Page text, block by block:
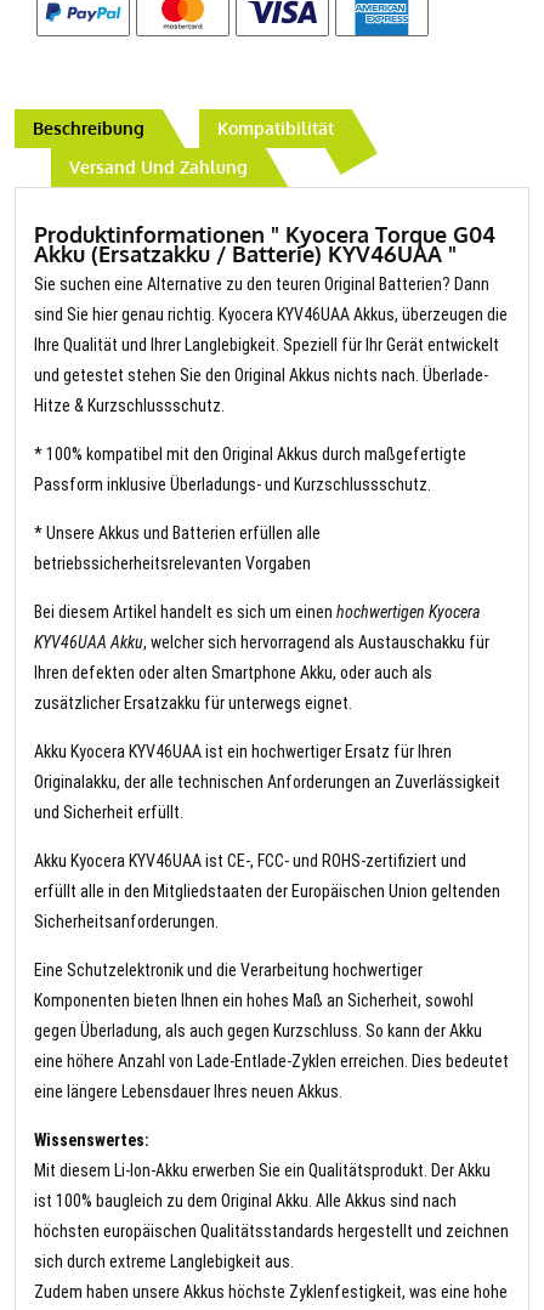
Beschreibung
Kompatibilität
Versand Und Zahlung
Produktinformationen " Kyocera Torque G04
Akku (Ersatzakku / Batterie) KYV46UAA "
Sie suchen eine Alternative zu den teuren Original Batterien? Dann
sind Sie hier genau richtig. Kyocera KYV46UAA Akkus, überzeugen die
Ihre Qualität und Ihrer Langlebigkeit. Speziell für Ihr Gerät entwickelt
und getestet stehen Sie den Original Akkus nichts nach. Überlade-
Hitze & Kurzschlussschutz.
* 100% kompatibel mit den Original Akkus durch maßgefertigte
Passform inklusive Überladungs- und Kurzschlussschutz.
* Unsere Akkus und Batterien erfüllen alle
betriebssicherheitsrelevanten Vorgaben
Bei diesem Artikel handelt es sich um einen hochwertigen Kyocera
KYV46UAA Akku, welcher sich hervorragend als Austauschakku für
Ihren defekten oder alten Smartphone Akku, oder auch als
zusätzlicher Ersatzakku für unterwegs eignet.
Akku Kyocera KYV46UAA ist ein hochwertiger Ersatz für Ihren
Originalakku, der alle technischen Anforderungen an Zuverlässigkeit
und Sicherheit erfüllt.
Akku Kyocera KYV46UAA ist CE-, FCC- und ROHS-zertifiziert und
erfüllt alle in den Mitgliedstaaten der Europäischen Union geltenden
Sicherheitsanforderungen.
Eine Schutzelektronik und die Verarbeitung hochwertiger
Komponenten bieten Ihnen ein hohes Maß an Sicherheit, sowohl
gegen Überladung, als auch gegen Kurzschluss. So kann der Akku
eine höhere Anzahl von Lade-Entlade-Zyklen erreichen. Dies bedeutet
eine längere Lebensdauer Ihres neuen Akkus.
Wissenswertes:
Mit diesem Li-Ion-Akku erwerben Sie ein Qualitätsprodukt. Der Akku
ist 100% baugleich zu dem Original Akku. Alle Akkus sind nach
höchsten europäischen Qualitätsstandards hergestellt und zeichnen
sich durch extreme Langlebigkeit aus.
Zudem haben unsere Akkus höchste Zyklenfestigkeit, was eine hohe